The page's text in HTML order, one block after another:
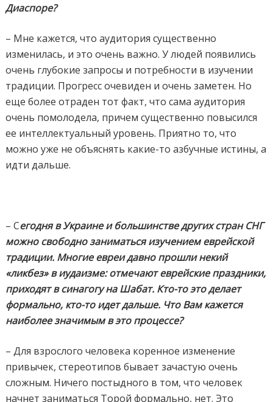
Диаспоре?
– Мне кажется, что аудитория существенно
изменилась, и это очень важно. У людей появились
очень глубокие запросы и потребности в изучении
традиции. Прогресс очевиден и очень заметен. Но
еще более отраден тот факт, что сама аудитория
очень помолодела, причем существенно повысился
ее интеллектуальный уровень. Приятно то, что
можно уже не объяснять какие-то азбучные истины, а
идти дальше.
– Сегодня в Украине и большинстве других стран СНГ
можно свободно заниматься изучением еврейской
традиции. Многие евреи давно прошли некий
«ликбез» в иудаизме: отмечают еврейские праздники,
приходят в синагогу на Шабат. Кто-то это делает
формально, кто-то идет дальше. Что Вам кажется
наиболее значимым в это процессе?
– Для взрослого человека коренное изменение
привычек, стереотипов бывает зачастую очень
сложным. Ничего постыдного в том, что человек
начнет заниматься Торой формально, нет. Это